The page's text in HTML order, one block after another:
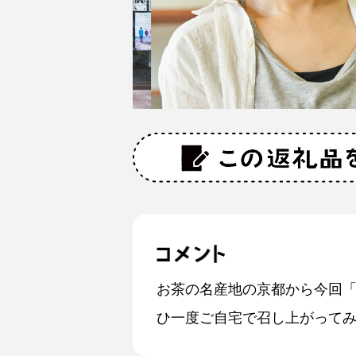
お茶の名産地の京都から今回
ひ一度ご自宅で召し上がって